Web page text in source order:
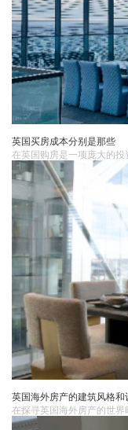
英国买房成本分别是那些
英国海外房产的建筑风格